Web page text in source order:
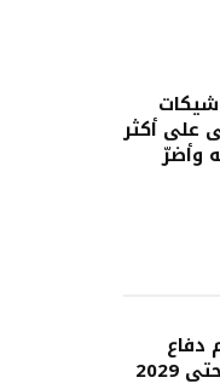
على أكثر
وأضرّ
دفاع